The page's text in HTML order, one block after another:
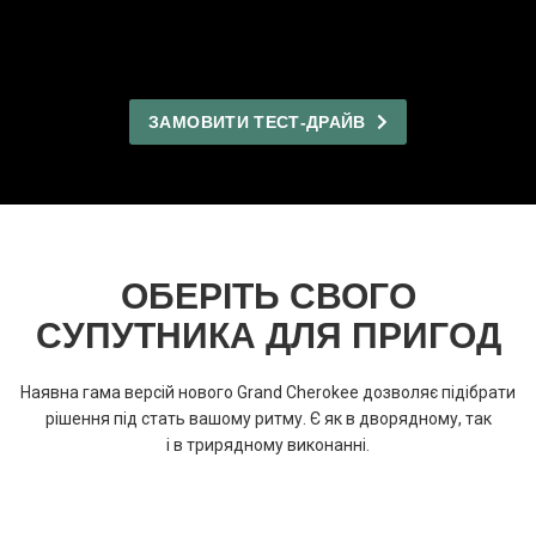
ЗАМОВИТИ ТЕСТ-ДРАЙВ
ОБЕРІТЬ СВОГО
СУПУТНИКА ДЛЯ ПРИГОД
Наявна гама версій нового Grand Cherokee дозволяє підібрати
рішення під стать вашому ритму. Є як в дворядному, так
і в трирядному виконанні.